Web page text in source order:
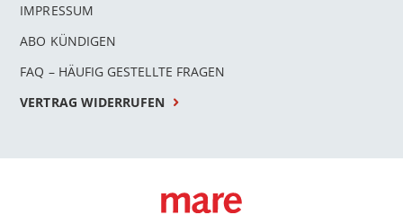
IMPRESSUM
ABO KÜNDIGEN
FAQ – HÄUFIG GESTELLTE FRAGEN
VERTRAG WIDERRUFEN